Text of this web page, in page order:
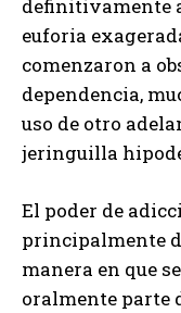
definitivamente
euforia
comenzaron a
dependencia,
uso de otro
jeringuilla
El poder de
principalmente
manera en que
oralmente parte